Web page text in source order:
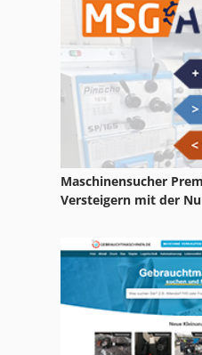
Lorch Saprom 905
Lorch Saprom S5
Lorch Sh 200
Lorch V 30
Loroch Sw
Schechtl Lbx 200
Schechtl Lbx 310
Tschudin Htg 310
Maschinensucher
Versteigern mit der